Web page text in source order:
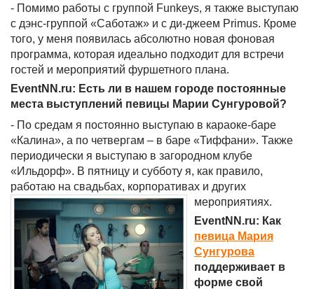
- Помимо работы с группой Funkeys, я также выступаю
с дэнс-группой «Саботаж» и с ди-джеем Primus. Кроме
того, у меня появилась абсолютно новая фоновая
программа, которая идеально подходит для встречи
гостей и мероприятий фуршетного плана.
EventNN.ru: Есть ли в нашем городе постоянные
места выступлений певицы Марии Сунгуровой?
- По средам я постоянно выступаю в караоке-баре
«Калина», а по четвергам – в баре «Тиффани». Также
периодически я выступаю в загородном клубе
«Ильдорф». В пятницу и субботу я, как правило,
работаю на свадьбах, корпоративах и других
мероприятиях.
EventNN.ru: Как
певица Мария
Сунгурова
поддерживает в
форме свой